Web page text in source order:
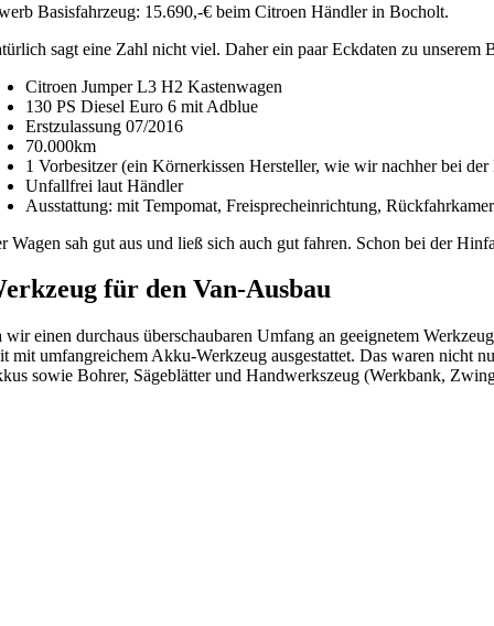
Basisfahrzeug: 15.690,-€ beim Citroen Händler in Bocholt.
sagt eine Zahl nicht viel. Daher ein paar Eckdaten zu unserem
Citroen Jumper L3 H2 Kastenwagen
130 PS Diesel Euro 6 mit Adblue
Erstzulassung 07/2016
70.000km
1 Vorbesitzer (ein Körnerkissen Hersteller, wie wir nachher bei
Unfallfrei laut Händler
Ausstattung: mit Tempomat, Freisprecheinrichtung,
Wagen sah gut aus und ließ sich auch gut fahren. Schon bei der
für den Van-Ausbau
wir einen durchaus überschaubaren Umfang an geeignetem
mit umfangreichem Akku-Werkzeug ausgestattet. Das waren nicht
sowie Bohrer, Sägeblätter und Handwerkszeug (Werkbank,